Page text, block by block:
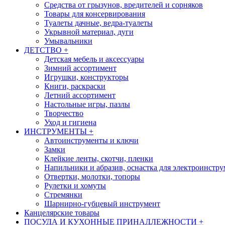
Средства от грызунов, вредителей и сорняков
Товары для консервирования
Туалеты дачные, ведра-туалеты
Укрывной материал, дуги
Умывальники
ДЕТСТВО +
Детская мебель и аксессуары
Зимний ассортимент
Игрушки, конструкторы
Книги, раскраски
Летний ассортимент
Настольные игры, пазлы
Творчество
Уход и гигиена
ИНСТРУМЕНТЫ +
Автоинструменты и ключи
Замки
Клейкие ленты, скотчи, пленки
Напильники и абразив, оснастка для
Отвертки, молотки, топоры
Рулетки и хомуты
Стремянки
Шарнирно-губцевый инструмент
Канцелярские товары
ПОСУДА И КУХОННЫЕ ПРИНАДЛЕЖНОСТИ +